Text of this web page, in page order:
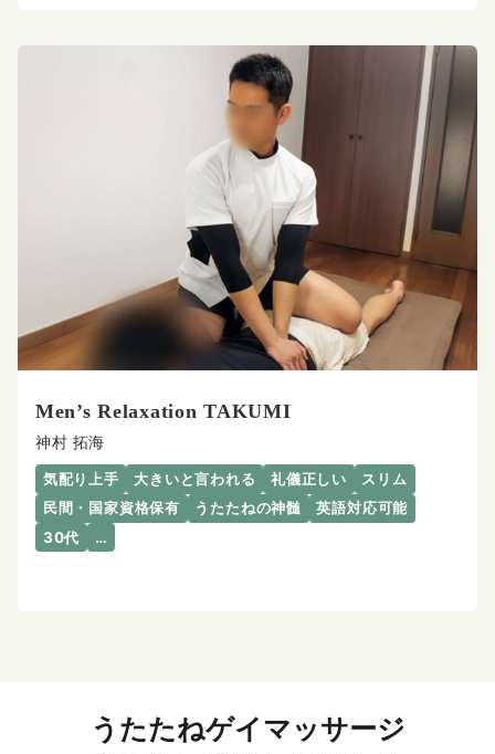
Men’s Relaxation TAKUMI
神村 拓海
気配り上手 大きいと言われる 礼儀正しい
スリム
民間・国家資格保有
うたたねの神髄
英語対応可能
30代
…
うたたねゲイマッサージ